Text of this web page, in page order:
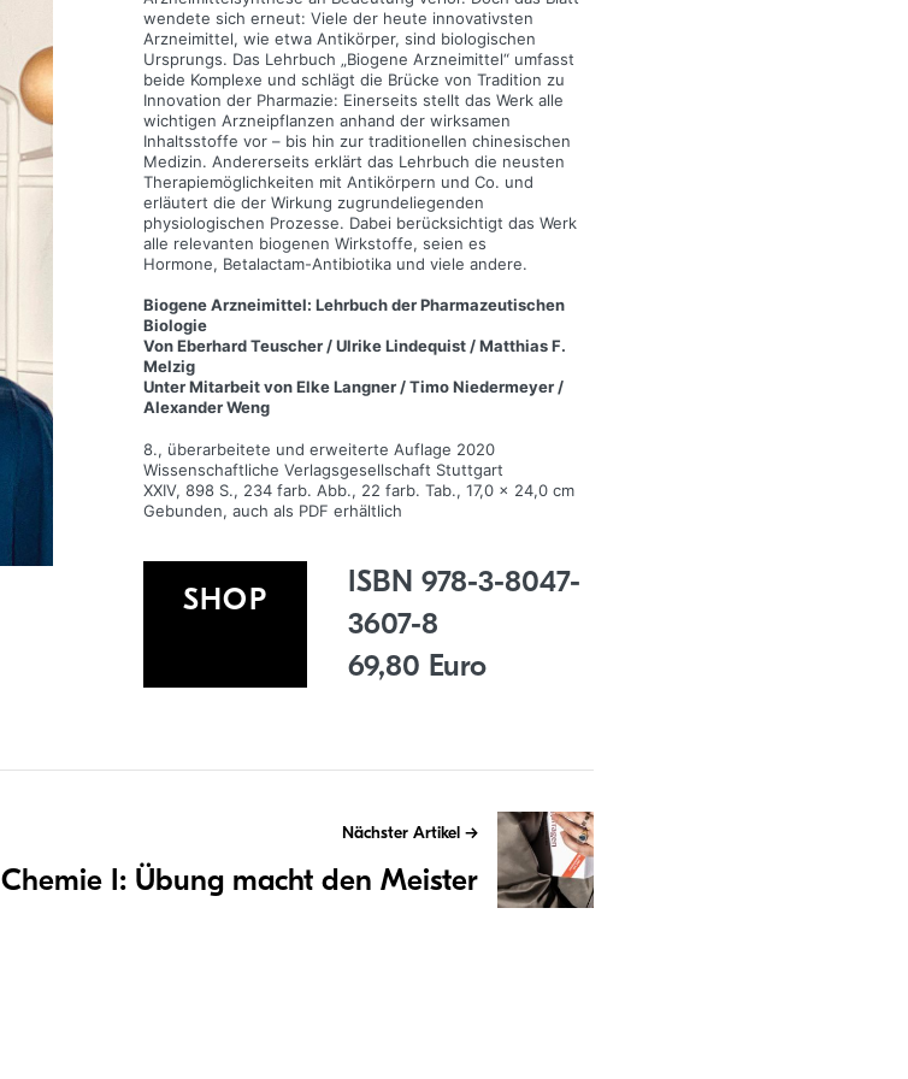
wendete sich erneut: Viele der heute innovativsten
Arzneimittel, wie etwa Antikörper, sind biologischen
Ursprungs. Das Lehrbuch „Biogene Arzneimittel“ umfasst
beide Komplexe und schlägt die Brücke von Tradition zu
Innovation der Pharmazie: Einerseits stellt das Werk alle
wichtigen Arzneipflanzen anhand der wirksamen
Inhaltsstoffe vor – bis hin zur traditionellen chinesischen
Medizin. Andererseits erklärt das Lehrbuch die neusten
Therapiemöglichkeiten mit Antikörpern und Co. und
erläutert die der Wirkung zugrundeliegenden
physiologischen Prozesse. Dabei berücksichtigt das Werk
alle relevanten biogenen Wirkstoffe, seien es
Hormone, Betalactam-Antibiotika und viele andere.
Biogene Arzneimittel: Lehrbuch der Pharmazeutischen
Biologie
Von Eberhard Teuscher / Ulrike Lindequist / Matthias F.
Melzig
Unter Mitarbeit von Elke Langner / Timo Niedermeyer /
Alexander Weng
8., überarbeitete und erweiterte Auflage 2020
Wissenschaftliche Verlagsgesellschaft Stuttgart
XXIV, 898 S., 234 farb. Abb., 22 farb. Tab., 17,0 x 24,0 cm
Gebunden, auch als PDF erhältlich
SHOP
ISBN 978-3-8047-
3607-8
69,80 Euro
Nächster Artikel
Chemie I: Übung macht den Meister